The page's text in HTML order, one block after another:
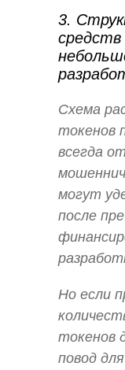
3.
Схема
токенов
всегда
могут
после
Но если
токенов
повод